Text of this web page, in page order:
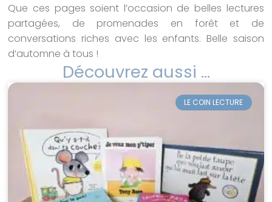
Que ces pages soient l’occasion de belles lectures
partagées, de promenades en forêt et de
conversations riches avec les enfants. Belle saison
d’automne à tous !
Découvrez aussi ...
LE COIN LECTURE